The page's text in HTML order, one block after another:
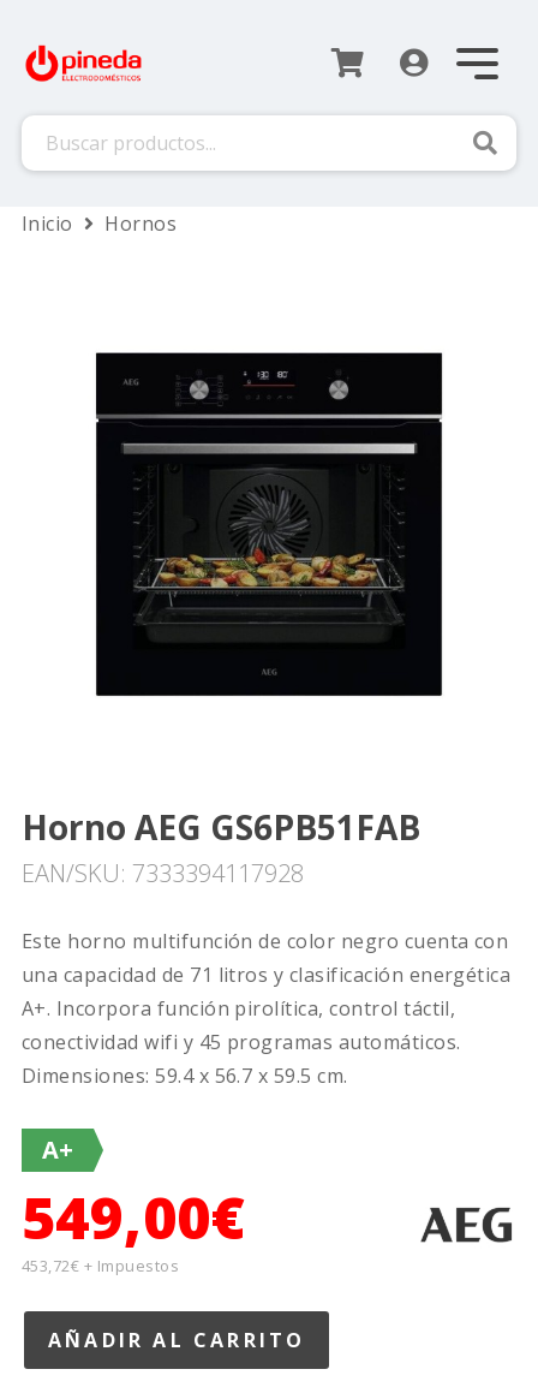
Inicio
 Hornos
Horno AEG GS6PB51FAB
EAN/SKU: 7333394117928
Este horno multifunción de color negro cuenta con
una capacidad de 71 litros y clasificación energética
A+. Incorpora función pirolítica, control táctil,
conectividad wifi y 45 programas automáticos.
Dimensiones: 59.4 x 56.7 x 59.5 cm.
A+
549,00€
453,72€ + Impuestos